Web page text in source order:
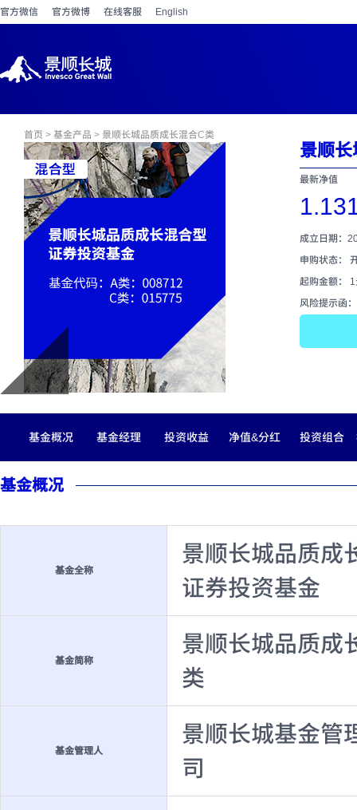
官方微信 官方微博 在线客服 English
首页 > 基金产品 > 景顺长城品质成长混合C类
景顺长
最新净值
成立日期：
申购状态：
起购金额：
风险提示函：
基金概况 基金经理 投资收益 净值&分红 投资组合
基金概况
基金全称
景顺长城品质成
证券投资基金
基金简称
景顺长城品质成
类
基金管理人
景顺长城基金管
司